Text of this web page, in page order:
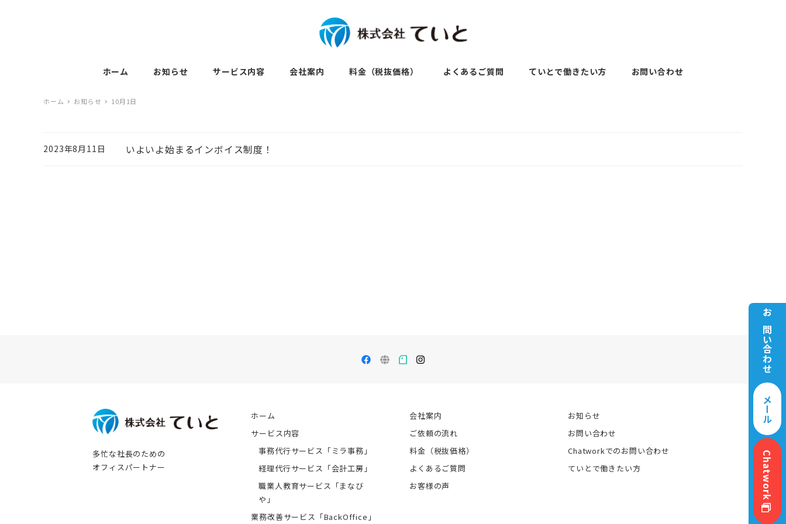
お問い合わせ
メール
Chatwork
ホーム お知らせ サービス内容 会社案内 料金（税抜価格） よくあるご質問 ていとで働きたい方 お問い合わせ
ホーム お知らせ 10月1日
いよいよ始まるインボイス制度！
2023年8月11日
多忙な社長のための
オフィスパートナー
ホーム
サービス内容
事務代行サービス「ミラ事務」
経理代行サービス「会計工房」
職業人教育サービス「まなび
や」
業務改善サービス「BackOffice」
会社案内
ご依頼の流れ
料金（税抜価格）
よくあるご質問
お客様の声
お知らせ
お問い合わせ
Chatworkでのお問い合わせ
ていとで働きたい方